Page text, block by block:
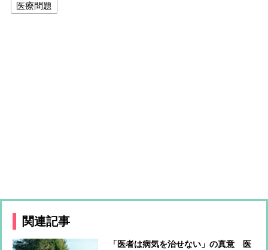
医療問題
関連記事
「医者は病気を治せない」の真意 医